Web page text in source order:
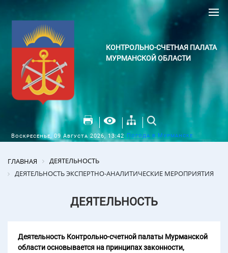
КОНТРОЛЬНО-СЧЕТНАЯ ПАЛАТА
МУРМАНСКОЙ ОБЛАСТИ
Воскресенье, 09 Августа 2026, 13:42 Погода в Мурманске
ГЛАВНАЯ
ДЕЯТЕЛЬНОСТЬ
ДЕЯТЕЛЬНОСТЬ ЭКСПЕРТНО-АНАЛИТИЧЕСКИЕ МЕРОПРИЯТИЯ
ДЕЯТЕЛЬНОСТЬ
Деятельность Контрольно-счетной палаты Мурманской
области основывается на принципах законности,